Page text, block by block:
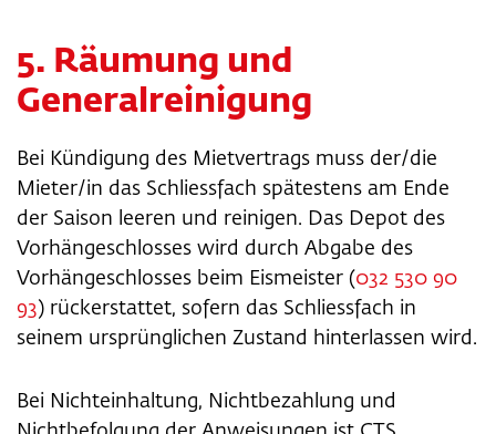
5. Räumung und
Generalreinigung
Bei Kündigung des Mietvertrags muss der/die
Mieter/in das Schliessfach spätestens am Ende
der Saison leeren und reinigen. Das Depot des
Vorhängeschlosses wird durch Abgabe des
Vorhängeschlosses beim Eismeister (032 530 90
93) rückerstattet, sofern das Schliessfach in
seinem ursprünglichen Zustand hinterlassen wird.
Bei Nichteinhaltung, Nichtbezahlung und